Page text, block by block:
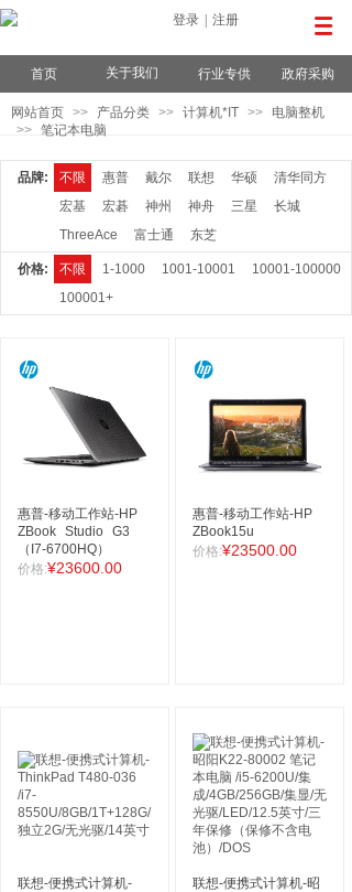
登录 注册
首页 关于我们 行业专供 政府采购
网站首页 >> 产品分类 >> 计算机*IT >>
电脑整机
>> 笔记本电脑
品牌: 不限 惠普 戴尔 联想 华硕
清华同方
宏基
宏碁 神州 神舟 三星
长城
ThreeAce
富士通 东芝
价格: 不限 1-1000 1001-10001
10001-100000
100001+
惠普-移动工作站-HP
ZBook Studio G3
（I7-6700HQ）
价格:¥23600.00
惠普-移动工作站-HP
ZBook15u
价格:¥23500.00
联想-便携式计算机-
联想-便携式计算机-昭